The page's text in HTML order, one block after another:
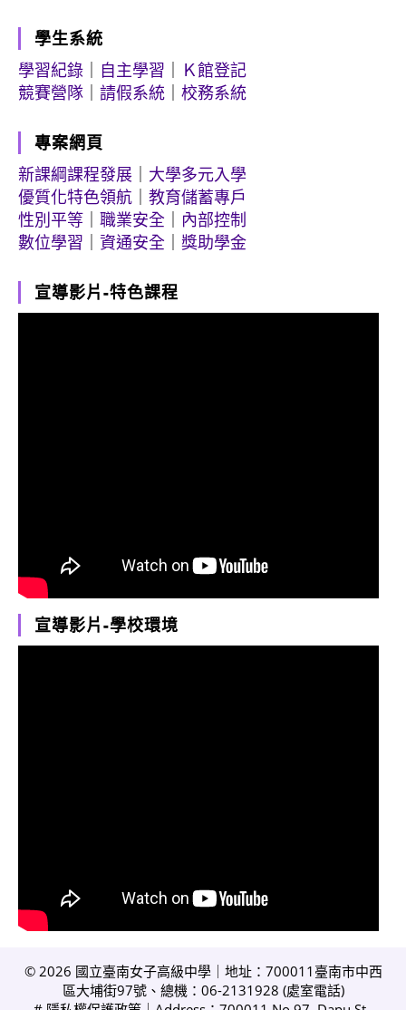
學生系統
學習紀錄
自主學習
Ｋ館登記
競賽營隊
請假系統 校務系統
專案網頁
新課綱課程發展
大學多元入學
優質化特色領航
教育儲蓄專戶
性別平等
職業安全
內部控制
數位學習
資通安全 獎助學金
宣導影片-特色課程
宣導影片-學校環境
© 2026 國立臺南女子高級中學｜地址：700011臺南市中西
區大埔街97號、總機：06-2131928 (處室電話)